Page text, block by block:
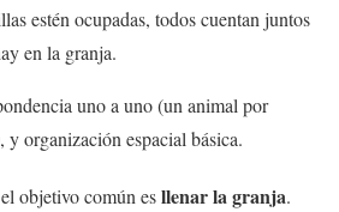
estén ocupadas, todos cuentan juntos
en la granja.
uno a uno (un animal por
y organización espacial básica.
el objetivo común esllenar la granja.